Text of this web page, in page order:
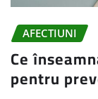
AFECTIUNI
Ce
pentru